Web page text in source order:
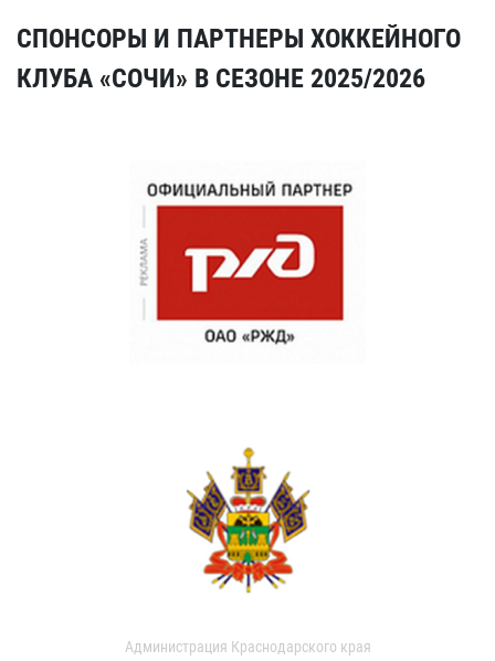
СПОНСОРЫ И ПАРТНЕРЫ ХОККЕЙНОГО
КЛУБА «СОЧИ» В СЕЗОНЕ 2025/2026
Администрация Краснодарского края